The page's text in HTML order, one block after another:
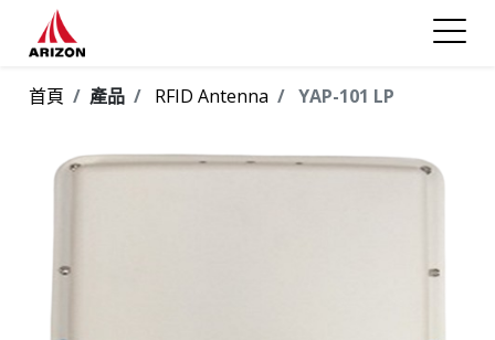
首頁 產品 RFID Antenna YAP-101 LP